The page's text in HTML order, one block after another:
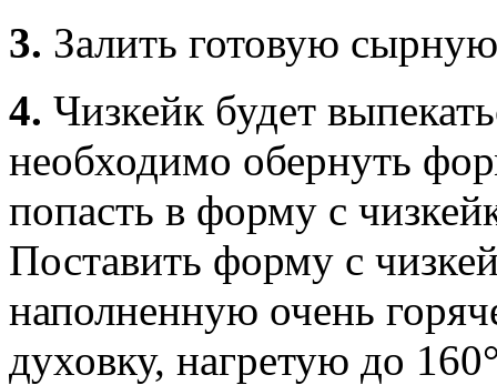
3. Залить готовую
4. Чизкейк будет
необходимо обернуть
попасть в форму с
Поставить форму с
наполненную очень
духовку, нагретую до